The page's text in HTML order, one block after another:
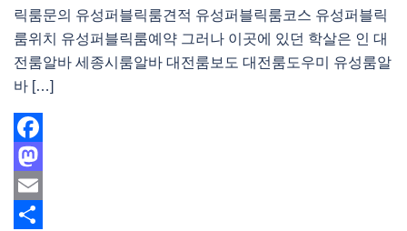
릭룸문의 유성퍼블릭룸견적 유성퍼블릭룸코스 유성퍼블릭
룸위치 유성퍼블릭룸예약 그러나 이곳에 있던 학살은 인 대
전룸알바 세종시룸알바 대전룸보도 대전룸도우미 유성룸알
바 […]
Facebook
Mastodon
Email